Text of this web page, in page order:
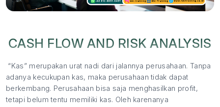
CASH FLOW AND RISK ANALYSIS
“Kas” merupakan urat nadi dari jalannya perusahaan. Tanpa
adanya kecukupan kas, maka perusahaan tidak dapat
berkembang. Perusahaan bisa saja menghasilkan profit,
tetapi belum tentu memiliki kas. Oleh karenanya